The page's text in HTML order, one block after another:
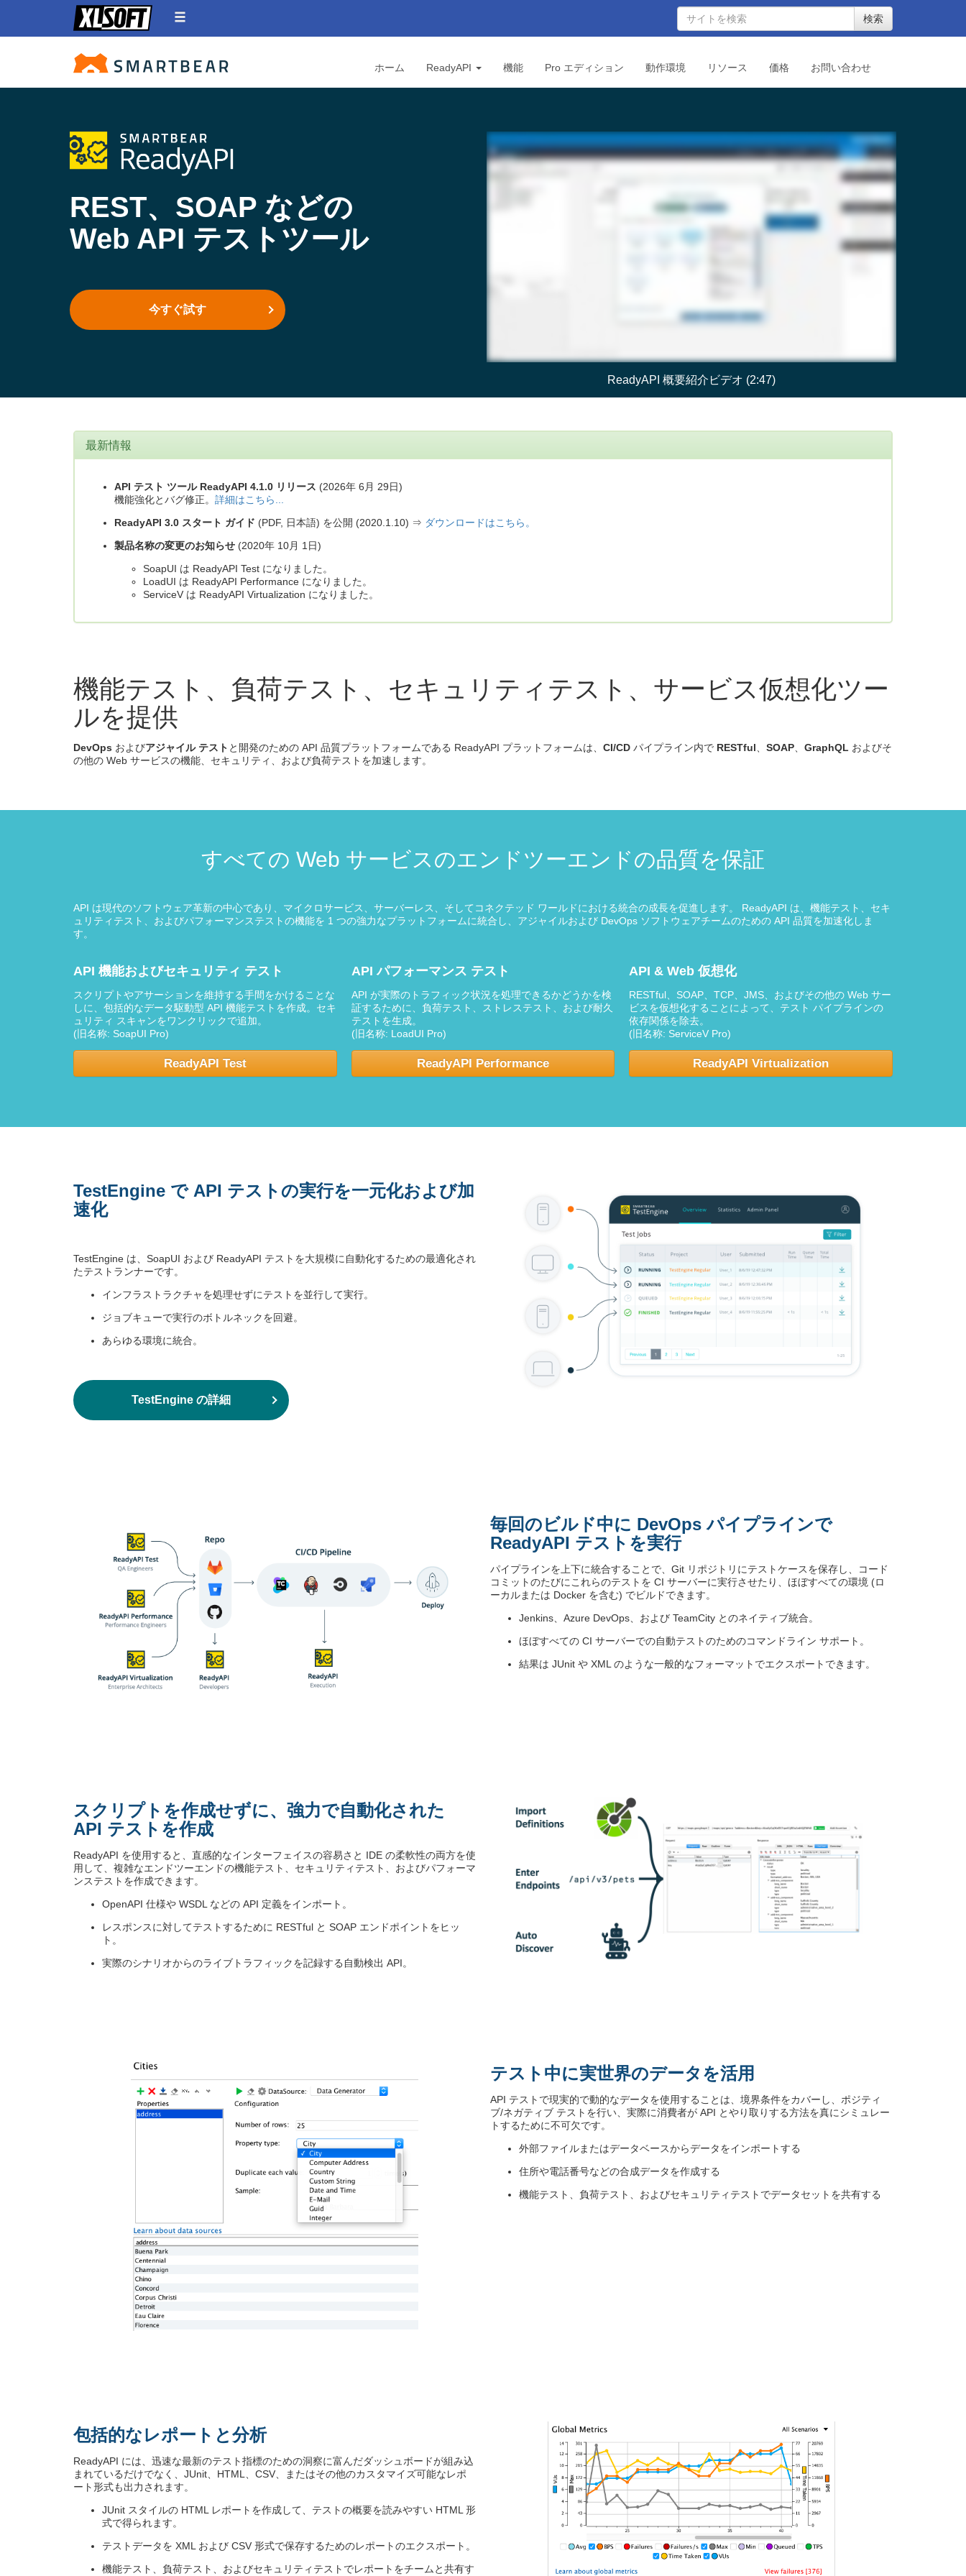
検索
ホーム ReadyAPI 機能 Pro エディション 動作環境 リソース 価格 お問い合わせ
REST、SOAP などの
Web API テストツール
今すぐ試す
ReadyAPI 概要紹介ビデオ (2:47)
最新情報
API テスト ツール ReadyAPI 4.1.0 リリース (2026年 6月 29日)
機能強化とバグ修正。 詳細はこちら...
ReadyAPI 3.0 スタート ガイド (PDF, 日本語) を公開 (2020.1.10) ⇒ ダウンロードはこちら。
製品名称の変更のお知らせ (2020年 10月 1日)
SoapUI は ReadyAPI Test になりました。
LoadUI は ReadyAPI Performance になりました。
ServiceV は ReadyAPI Virtualization になりました。
機能テスト、負荷テスト、セキュリティテスト、サービス仮想化ツー
ルを提供
DevOps およびアジャイル テスト と開発のための API 品質プラットフォームである ReadyAPI プラットフォームは、 CI/CD パイプライン内で RESTful SOAP GraphQL およびそ
の他の Web サービスの機能、セキュリティ、および負荷テストを加速します。
すべての Web サービスのエンドツーエンドの品質を保証
API は現代のソフトウェア革新の中心であり、マイクロサービス、サーバーレス、そしてコネクテッド ワールドにおける統合の成長を促進します。 ReadyAPI は、機能テスト、セキ
ュリティテスト、およびパフォーマンステストの機能を 1 つの強力なプラットフォームに統合し、アジャイルおよび DevOps ソフトウェアチームのための API 品質を加速化しま
す。
API 機能およびセキュリティ テスト
スクリプトやアサーションを維持する手間をかけることな
しに、包括的なデータ駆動型 API 機能テストを作成。セキ
ュリティ スキャンをワンクリックで追加。
(旧名称: SoapUI Pro)
ReadyAPI Test
API パフォーマンス テスト
API が実際のトラフィック状況を処理できるかどうかを検
証するために、負荷テスト、ストレステスト、および耐久
テストを生成。
(旧名称: LoadUI Pro)
ReadyAPI Performance
API & Web 仮想化
RESTful、SOAP、TCP、JMS、およびその他の Web サー
ビスを仮想化することによって、テスト パイプラインの
依存関係を除去。
(旧名称: ServiceV Pro)
ReadyAPI Virtualization
TestEngine で API テストの実行を一元化および加
速化
TestEngine は、SoapUI および ReadyAPI テストを大規模に自動化するための最適化され
たテストランナーです。
インフラストラクチャを処理せずにテストを並行して実行。
ジョブキューで実行のボトルネックを回避。
あらゆる環境に統合。
TestEngine の詳細
毎回のビルド中に DevOps パイプラインで
ReadyAPI テストを実行
パイプラインを上下に統合することで、Git リポジトリにテストケースを保存し、コード
コミットのたびにこれらのテストを CI サーバーに実行させたり、ほぼすべての環境 (ロ
ーカルまたは Docker を含む) でビルドできます。
Jenkins、Azure DevOps、および TeamCity とのネイティブ統合。
ほぼすべての CI サーバーでの自動テストのためのコマンドライン サポート。
結果は JUnit や XML のような一般的なフォーマットでエクスポートできます。
スクリプトを作成せずに、強力で自動化された
API テストを作成
ReadyAPI を使用すると、直感的なインターフェイスの容易さと IDE の柔軟性の両方を使
用して、複雑なエンドツーエンドの機能テスト、セキュリティテスト、およびパフォーマ
ンステストを作成できます。
OpenAPI 仕様や WSDL などの API 定義をインポート。
レスポンスに対してテストするために RESTful と SOAP エンドポイントをヒッ
ト。
実際のシナリオからのライブトラフィックを記録する自動検出 API。
テスト中に実世界のデータを活用
API テストで現実的で動的なデータを使用することは、境界条件をカバーし、ポジティ
ブ/ネガティブ テストを行い、実際に消費者が API とやり取りする方法を真にシミュレー
トするために不可欠です。
外部ファイルまたはデータベースからデータをインポートする
住所や電話番号などの合成データを作成する
機能テスト、負荷テスト、およびセキュリティテストでデータセットを共有する
包括的なレポートと分析
ReadyAPI には、迅速な最新のテスト指標のための洞察に富んだダッシュボードが組み込
まれているだけでなく、JUnit、HTML、CSV、またはその他のカスタマイズ可能なレポ
ート形式も出力されます。
JUnit スタイルの HTML レポートを作成して、テストの概要を読みやすい HTML 形
式で得られます。
テストデータを XML および CSV 形式で保存するためのレポートのエクスポート。
機能テスト、負荷テスト、およびセキュリティテストでレポートをチームと共有す